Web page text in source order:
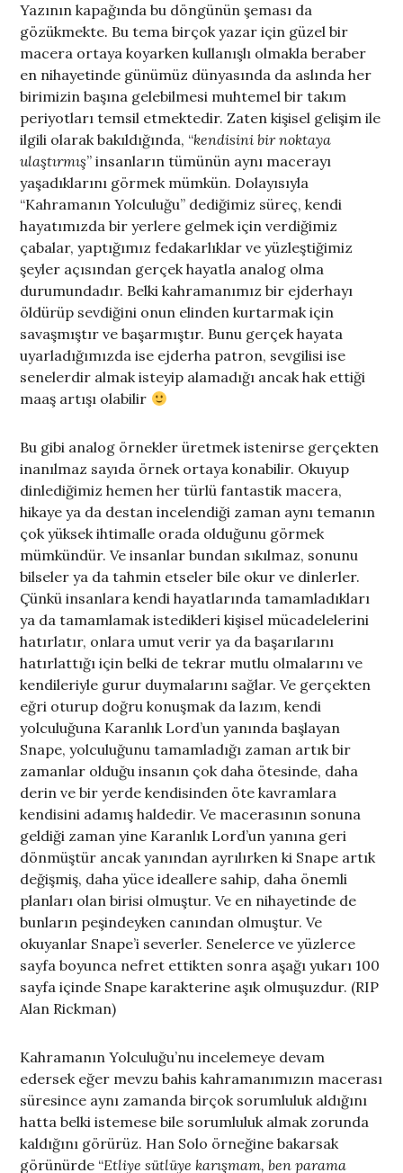
Yazının kapağında bu döngünün şeması da
gözükmekte. Bu tema birçok yazar için güzel bir
macera ortaya koyarken kullanışlı olmakla beraber
en nihayetinde günümüz dünyasında da aslında her
birimizin başına gelebilmesi muhtemel bir takım
periyotları temsil etmektedir. Zaten kişisel gelişim ile
ilgili olarak bakıldığında, “kendisini bir noktaya
ulaştırmış” insanların tümünün aynı macerayı
yaşadıklarını görmek mümkün. Dolayısıyla
“Kahramanın Yolculuğu” dediğimiz süreç, kendi
hayatımızda bir yerlere gelmek için verdiğimiz
çabalar, yaptığımız fedakarlıklar ve yüzleştiğimiz
şeyler açısından gerçek hayatla analog olma
durumundadır. Belki kahramanımız bir ejderhayı
öldürüp sevdiğini onun elinden kurtarmak için
savaşmıştır ve başarmıştır. Bunu gerçek hayata
uyarladığımızda ise ejderha patron, sevgilisi ise
senelerdir almak isteyip alamadığı ancak hak ettiği
maaş artışı olabilir
Bu gibi analog örnekler üretmek istenirse gerçekten
inanılmaz sayıda örnek ortaya konabilir. Okuyup
dinlediğimiz hemen her türlü fantastik macera,
hikaye ya da destan incelendiği zaman aynı temanın
çok yüksek ihtimalle orada olduğunu görmek
mümkündür. Ve insanlar bundan sıkılmaz, sonunu
bilseler ya da tahmin etseler bile okur ve dinlerler.
Çünkü insanlara kendi hayatlarında tamamladıkları
ya da tamamlamak istedikleri kişisel mücadelelerini
hatırlatır, onlara umut verir ya da başarılarını
hatırlattığı için belki de tekrar mutlu olmalarını ve
kendileriyle gurur duymalarını sağlar. Ve gerçekten
eğri oturup doğru konuşmak da lazım, kendi
yolculuğuna Karanlık Lord’un yanında başlayan
Snape, yolculuğunu tamamladığı zaman artık bir
zamanlar olduğu insanın çok daha ötesinde, daha
derin ve bir yerde kendisinden öte kavramlara
kendisini adamış haldedir. Ve macerasının sonuna
geldiği zaman yine Karanlık Lord’un yanına geri
dönmüştür ancak yanından ayrılırken ki Snape artık
değişmiş, daha yüce ideallere sahip, daha önemli
planları olan birisi olmuştur. Ve en nihayetinde de
bunların peşindeyken canından olmuştur. Ve
okuyanlar Snape’i severler. Senelerce ve yüzlerce
sayfa boyunca nefret ettikten sonra aşağı yukarı 100
sayfa içinde Snape karakterine aşık olmuşuzdur. (RIP
Alan Rickman)
Kahramanın Yolculuğu’nu incelemeye devam
edersek eğer mevzu bahis kahramanımızın macerası
süresince aynı zamanda birçok sorumluluk aldığını
hatta belki istemese bile sorumluluk almak zorunda
kaldığını görürüz. Han Solo örneğine bakarsak
görünürde “Etliye sütlüye karışmam, ben parama